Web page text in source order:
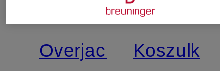
NORMAL
STUDIOS
Overjacket
NORMAL
STUDIOS
Koszulka